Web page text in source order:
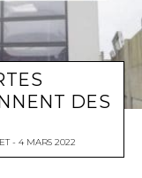
DES
4 MARS 2022